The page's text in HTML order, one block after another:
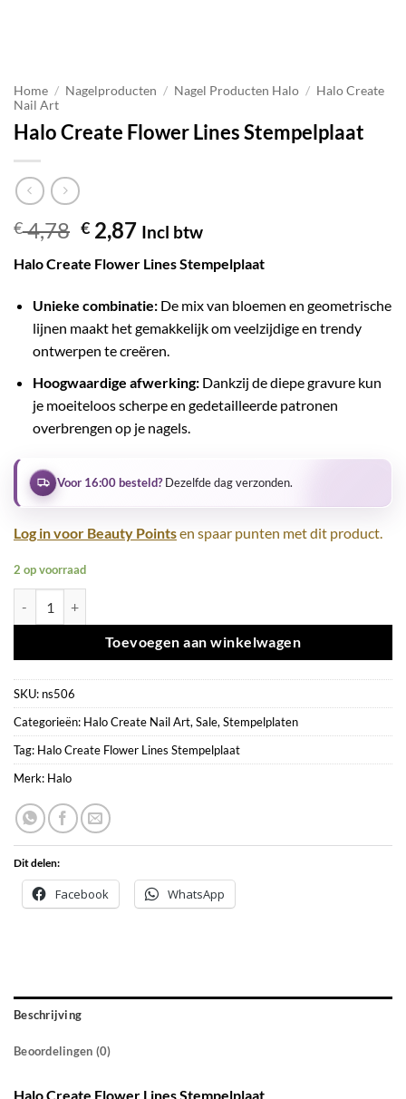
Home / Nagelproducten / Nagel Producten Halo / Halo Create
Nail Art
Halo Create Flower Lines Stempelplaat
€4,78 € 2,87 Incl btw
Halo Create Flower Lines Stempelplaat
Unieke combinatie:De mix van bloemen en geometrische
lijnen maakt het gemakkelijk om veelzijdige en trendy
ontwerpen te creëren.
Hoogwaardige afwerking:Dankzij de diepe gravure kun
je moeiteloos scherpe en gedetailleerde patronen
overbrengen op je nagels.
Voor 16:00 besteld?Dezelfde dag verzonden.
Log in voor Beauty Pointsen spaar punten met dit product.
2 op voorraad
Toevoegen aan winkelwagen
SKU: ns506
Categorieën: Halo Create Nail Art, Sale, Stempelplaten
Tag: Halo Create Flower Lines Stempelplaat
Merk: Halo
Dit delen:
Facebook WhatsApp
Beschrijving
Beoordelingen (0)
Halo Create Flower Lines Stempelplaat